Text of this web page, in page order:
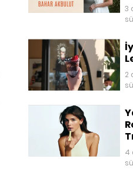
3
2
4